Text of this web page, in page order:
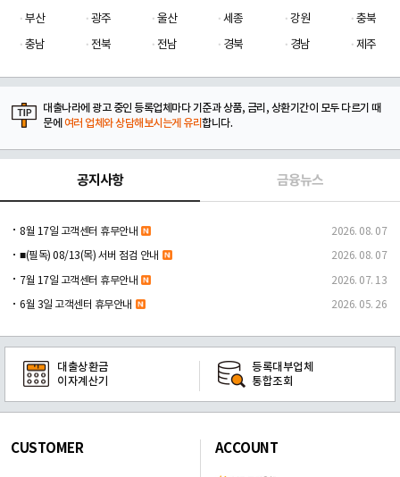
부산
광주 울산 세종 강원
충북
충남
전북 전남 경북 경남 제주
대출나라에 광고 중인 등록업체마다 기준과 상품, 금리, 상환기간이 모두 다르기 때
문에 여러 업체와 상담해보시는게 유리합니다.
공지사항 금융뉴스
8월 17일 고객센터 휴무안내 2026. 08. 07
■(필독) 08/13(목) 서버 점검 안내 2026. 08. 07
7월 17일 고객센터 휴무안내 2026. 07. 13
6월 3일 고객센터 휴무안내 2026. 05. 26
대출상환금
이자계산기
등록대부업체
통합조회
CUSTOMER ACCOUNT